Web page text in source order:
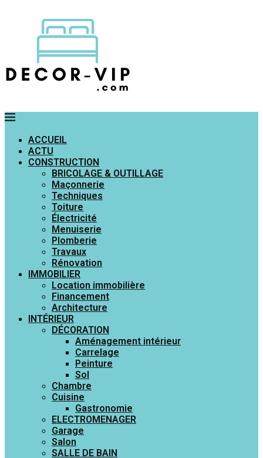
ACCUEIL
ACTU
CONSTRUCTION
BRICOLAGE & OUTILLAGE
Maçonnerie
Techniques
Toiture
Électricité
Menuiserie
Plomberie
Travaux
Rénovation
IMMOBILIER
Location immobilière
Financement
Architecture
INTÉRIEUR
DÉCORATION
Aménagement intérieur
Carrelage
Peinture
Sol
Chambre
Cuisine
Gastronomie
ELECTROMENAGER
Garage
Salon
SALLE DE BAIN